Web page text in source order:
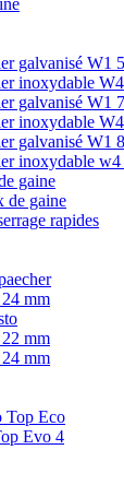
galvanisé W1
inoxydable
galvanisé W1
inoxydable
galvanisé W1
inoxydable w4
gaine
de gaine
rapides
mm
mm
mm
Top Eco
Evo 4